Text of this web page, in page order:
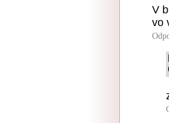
V
vo